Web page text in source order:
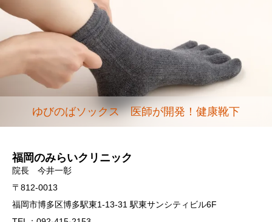
ゆびのばソックス 医師が開発！健康靴下
福岡のみらいクリニック
院長 今井一彰
〒812-0013
福岡市博多区博多駅東1-13-31 駅東サンシティビル6F